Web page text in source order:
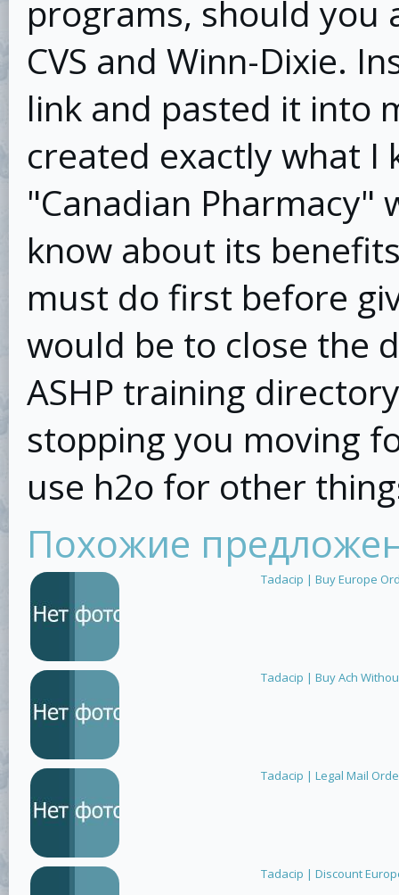
programs, should
CVS and Winn-Dixie.
link and pasted it into
created exactly what I
"Canadian Pharmacy"
know about its
must do first before
would be to close the
ASHP training
stopping you moving
use h2o for other
Похожие
Tadacip | Buy Europe
Tadacip | Buy Ach
Tadacip | Legal Mail
Tadacip | Discount